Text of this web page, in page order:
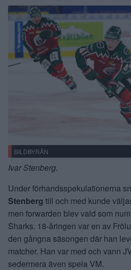
BILDBYRÅN
Ivar Stenberg.
Under förhandsspekulationerna
Stenberg till och med kunde
men forwarden blev vald som
Sharks. 18-åringen var en av
den gångna säsongen där han
matcher. Han var med och vann
sedermera även spela VM.